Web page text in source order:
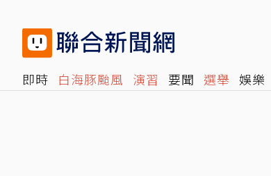
即時 白海豚颱風 演習 要聞 選舉 娛樂